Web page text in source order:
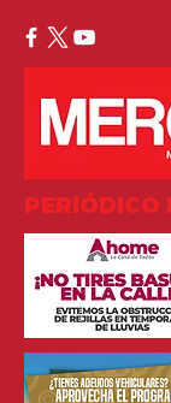
PERIÓDICO